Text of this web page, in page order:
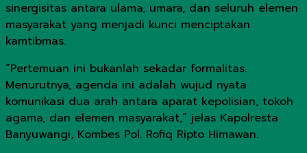
sinergisitas antara ulama, umara, dan seluruh elemen
masyarakat yang menjadi kunci menciptakan
kamtibmas.
“Pertemuan ini bukanlah sekadar formalitas.
Menurutnya, agenda ini adalah wujud nyata
komunikasi dua arah antara aparat kepolisian, tokoh
agama, dan elemen masyarakat,” jelas Kapolresta
Banyuwangi, Kombes Pol. Rofiq Ripto Himawan.